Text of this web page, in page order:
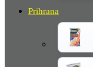
Prihrana